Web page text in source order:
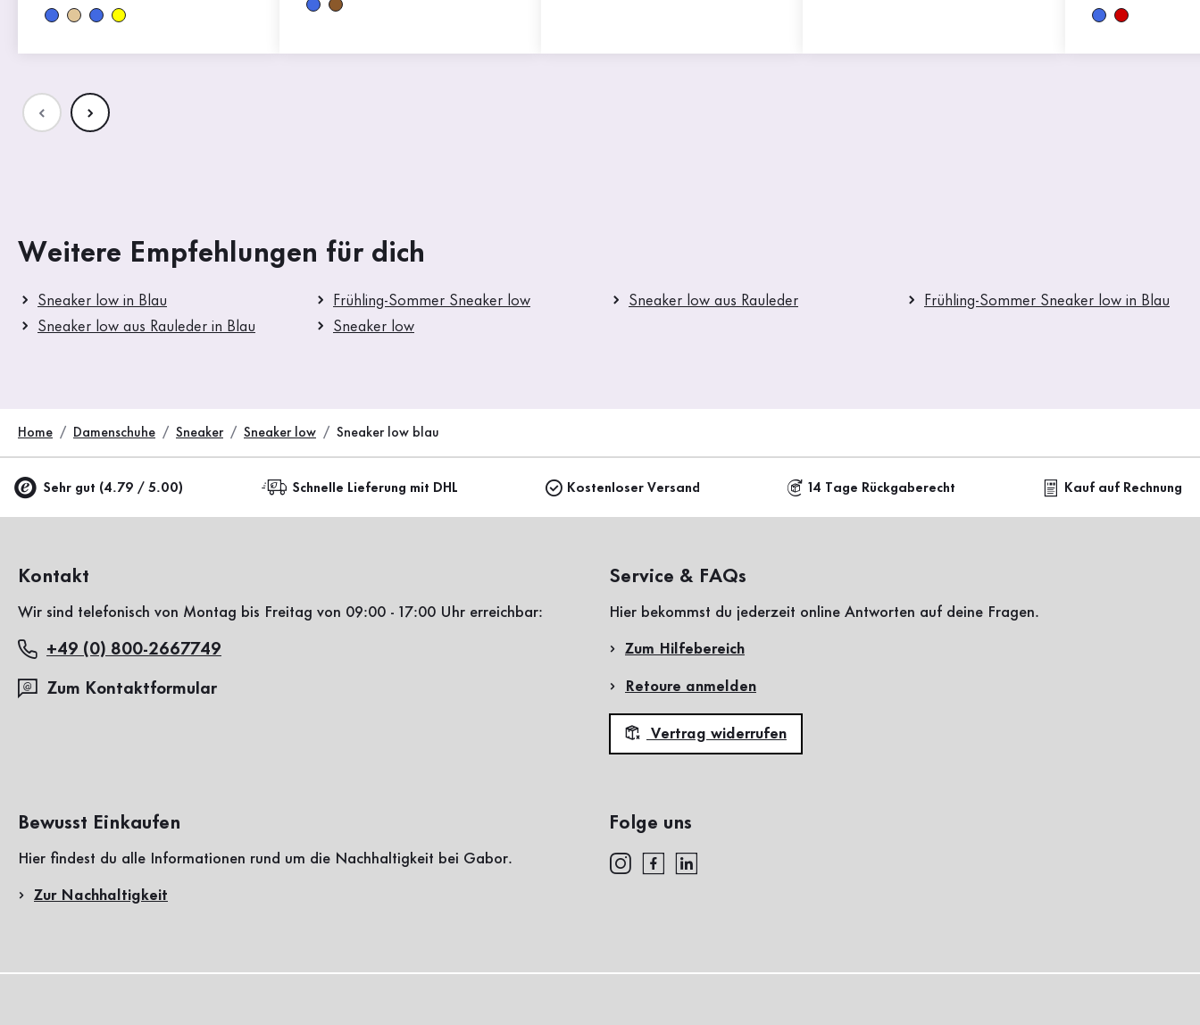
Weitere Empfehlungen für dich
Sneaker low in Blau Frühling-Sommer Sneaker low Sneaker low aus Rauleder
Frühling-Sommer Sneaker low in Blau
Sneaker low aus Rauleder in Blau
Sneaker low
Home Damenschuhe Sneaker Sneaker low Sneaker low blau
Sehr gut (4.79 / 5.00) Schnelle Lieferung mit DHL Kostenloser Versand 14 Tage Rückgaberecht Kauf auf Rechnung
Kontakt
Wir sind telefonisch von Montag bis Freitag von 09:00 - 17:00 Uhr erreichbar:
+49 (0) 800-2667749
Zum Kontaktformular
Service & FAQs
Hier bekommst du jederzeit online Antworten auf deine Fragen.
Zum Hilfebereich
Retoure anmelden
Vertrag widerrufen
Bewusst Einkaufen
Hier findest du alle Informationen rund um die Nachhaltigkeit bei Gabor.
Zur Nachhaltigkeit
Folge uns